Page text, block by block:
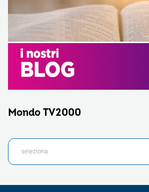
Mondo TV2000